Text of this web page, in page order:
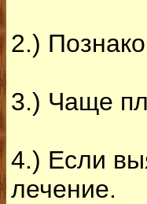
2.)
3.) Чаще
4.) Если
лечение.